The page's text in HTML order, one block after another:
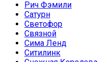
Рич Фэмили
Сатурн
Светофор
Связной
Сима Ленд
Ситилинк